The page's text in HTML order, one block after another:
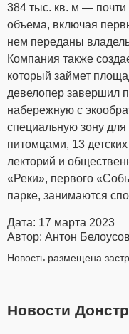
384 тыс. кв. м — почти
объема, включая
нем переданы
Компания также
который займет
девелопер завершил
набережную с
специальную зону
питомцами, 13
лекторий и
«Реки», первого
парке, занимаются
Дата: 17 марта 2023
Автор: Антон Белоусов
Новость размещена
Новости